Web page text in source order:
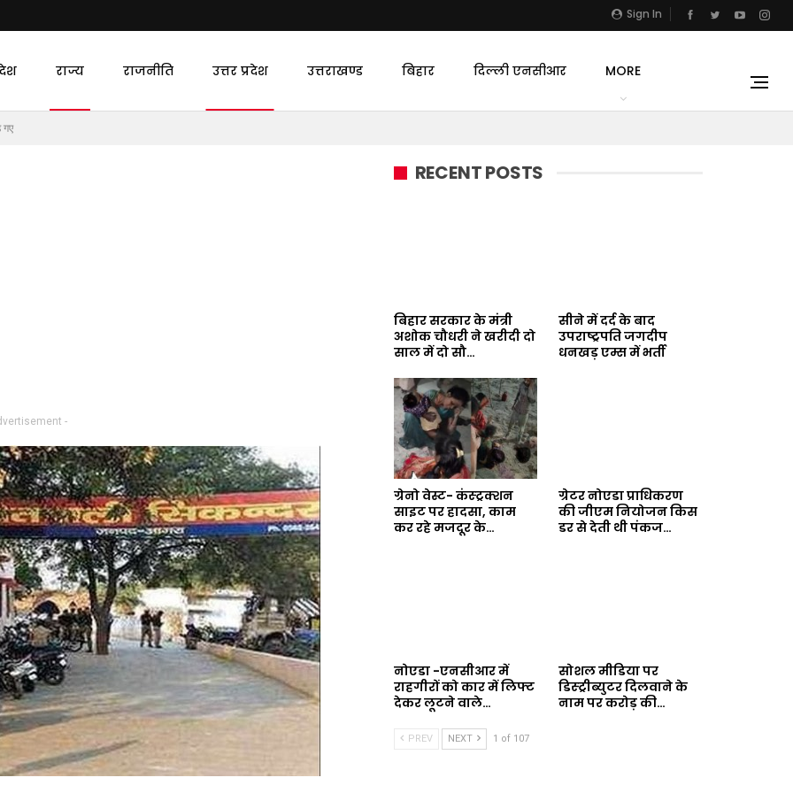
Sign In
राज्य राजनीति उत्तर प्रदेश उत्तराखण्ड बिहार दिल्ली एनसीआर MORE
गए
-
RECENT POSTS
बिहार सरकार के मंत्री
अशोक चौधरी ने खरीदी दो
साल में दो सौ…
सीने में दर्द के बाद
उपराष्ट्रपति जगदीप
धनखड़ एम्स में भर्ती
ग्रेनो वेस्ट- कंस्ट्रक्शन
साइट पर हादसा, काम
कर रहे मजदूर के…
ग्रेटर नोएडा प्राधिकरण
की जीएम नियोजन किस
डर से देती थी पंकज…
नोएडा -एनसीआर में
राहगीरों को कार में लिफ्ट
देकर लूटने वाले…
सोशल मीडिया पर
डिस्ट्रीब्युटर दिलवाने के
नाम पर करोड़ की…
PREV NEXT 1 of 107